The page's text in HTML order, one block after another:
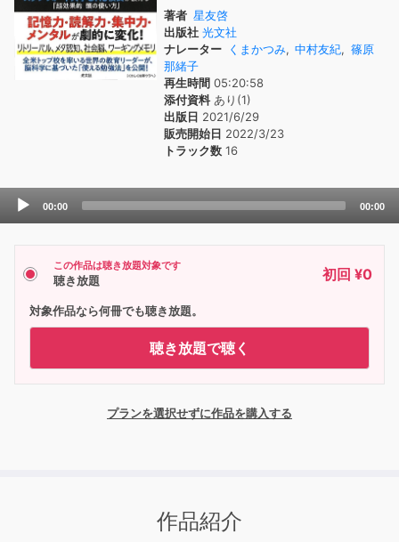
著者 星友啓
出版社 光文社
ナレーター
くまかつみ, 中村友紀, 篠原
那緒子
再生時間 05:20:58
添付資料あり(1)
出版日 2021/6/29
販売開始日 2022/3/23
トラック数 16
Audio
00:00 00:00
この作品は聴き放題対象です
聴き放題 初回 ¥0
対象作品なら何冊でも聴き放題。
聴き放題で聴く
プランを選択せずに作品を購入する
作品紹介